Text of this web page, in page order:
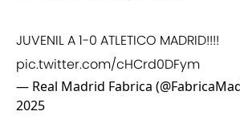
JUVENIL A 1-0 ATLETICO MADRID!!!!
pic.twitter.com/cHCrd0DFym
— Real Madrid Fabrica
2025